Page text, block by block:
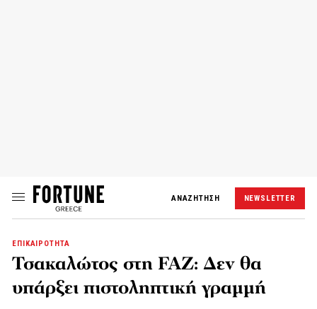
ΑΝΑΖΗΤΗΣΗ NEWSLETTER
ΕΠΙΚΑΙΡΟΤΗΤΑ
Τσακαλώτος στη FAZ: Δεν θα
υπάρξει πιστοληπτική γραμμή